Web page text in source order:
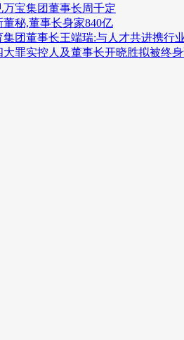
宝集团董事长周千定
秘,董事长身家840亿
团董事长王端瑞:与人才共进携行
罪实控人及董事长开晓胜拟被终